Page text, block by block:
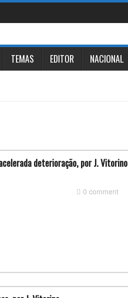
TEMAS EDITOR NACIONAL
deterioração, por J. Vitorino
0 comment